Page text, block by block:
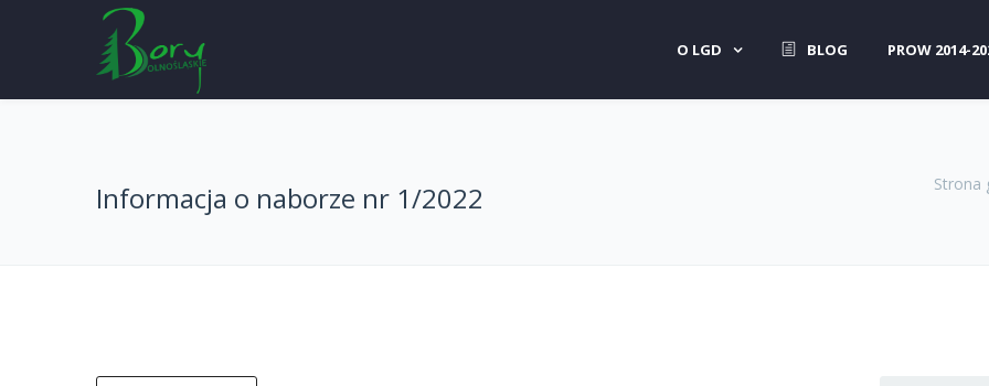
O LGD BLOG PROW 2014-
Informacja o naborze nr 1/2022 Strona